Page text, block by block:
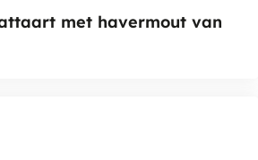
met havermout van